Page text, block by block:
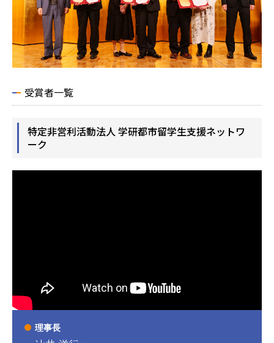
受賞者一覧
特定非営利活動法人 学研都市留学生支援ネットワ
ーク
理事長